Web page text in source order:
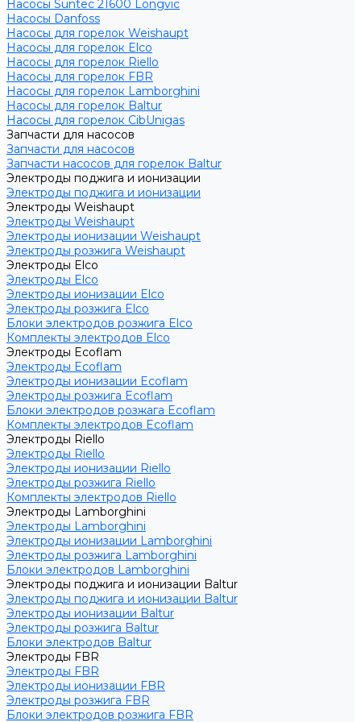
Насосы Suntec 21600 Longvic
Насосы Danfoss
Насосы для горелок Weishaupt
Насосы для горелок Elco
Насосы для горелок Riello
Насосы для горелок FBR
Насосы для горелок Lamborghini
Насосы для горелок Baltur
Насосы для горелок CibUnigas
Запчасти для насосов
Запчасти для насосов
Запчасти насосов для горелок Baltur
Электроды поджига и ионизации
Электроды поджига и ионизации
Электроды Weishaupt
Электроды Weishaupt
Электроды ионизации Weishaupt
Электроды розжига Weishaupt
Электроды Elco
Электроды Elco
Электроды ионизации Elco
Электроды розжига Elco
Блоки электродов розжига Elco
Комплекты электродов Elco
Электроды Ecoflam
Электроды Ecoflam
Электроды ионизации Ecoflam
Электроды розжига Ecoflam
Блоки электродов розжага Ecoflam
Комплекты электродов Ecoflam
Электроды Riello
Электроды Riello
Электроды ионизации Riello
Электроды розжига Riello
Комплекты электродов Riello
Электроды Lamborghini
Электроды Lamborghini
Электроды ионизации Lamborghini
Электроды розжига Lamborghini
Блоки электродов Lamborghini
Электроды поджига и ионизации Baltur
Электроды поджига и ионизации Baltur
Электроды ионизации Baltur
Электроды розжига Baltur
Блоки электродов Baltur
Электроды FBR
Электроды FBR
Электроды ионизации FBR
Электроды розжига FBR
Блоки электродов розжига FBR